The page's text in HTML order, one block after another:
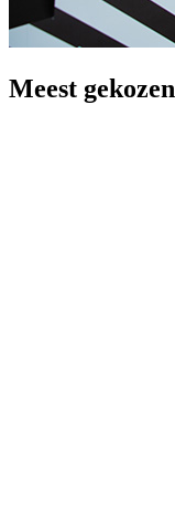
Meest gekozen